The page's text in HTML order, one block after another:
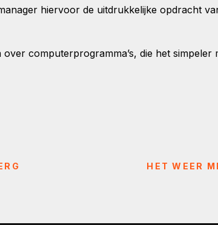
hiervoor de uitdrukkelijke opdracht
computerprogramma’s, die het simpeler
HET WEER